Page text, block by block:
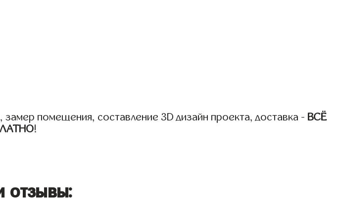
помещения, составление 3D дизайн проекта, доставка - ВСЁ
!
отзывы: